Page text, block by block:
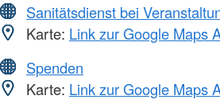
Sanitätsdienst bei
Karte: Link zur Google Maps
Spenden
Karte: Link zur Google Maps